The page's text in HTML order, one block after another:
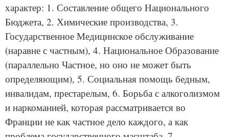
характер: 1. Составление общего Национального
Бюджета, 2. Химические производства, 3.
Государственное Медицинское обслуживание
(наравне с частным), 4. Национальное Образование
(параллельно Частное, но оно не может быть
определяющим), 5. Социальная помощь бедным,
инвалидам, престарелым, 6. Борьба с алкоголизмом
и наркоманией, которая рассматривается во
Франции не как частное дело каждого, а как